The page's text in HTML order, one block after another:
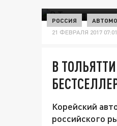
РОССИЯ
21 ФЕВРАЛЯ 2017 07:01
В
Корейский
российского